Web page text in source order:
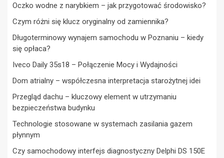
Oczko wodne z narybkiem – jak przygotować środowisko?
Czym różni się klucz oryginalny od zamiennika?
Długoterminowy wynajem samochodu w Poznaniu – kiedy
się opłaca?
Iveco Daily 35s18 – Połączenie Mocy i Wydajności
Dom atrialny – współczesna interpretacja starożytnej idei
Przegląd dachu – kluczowy element w utrzymaniu
bezpieczeństwa budynku
Technologie stosowane w systemach zasilania gazem
płynnym
Czy samochodowy interfejs diagnostyczny Delphi DS 150E